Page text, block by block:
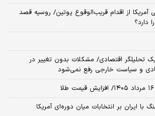
آمریکا از اقدام قریب‌الوقوع پوتین/ روسیه قصد
دارد؟
تحلیلگر اقتصادی/ مشکلات بدون تغییر در
و سیاست خارجی رفع نمی‌شود
با ایران بر انتخابات میان دوره‌ای آمریکا